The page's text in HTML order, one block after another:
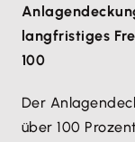
langfristiges
100
Der
über 100